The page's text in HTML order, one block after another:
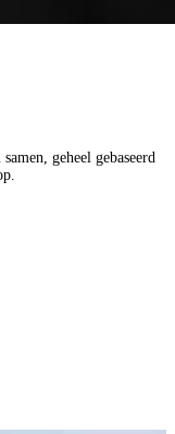
geheel gebaseerd